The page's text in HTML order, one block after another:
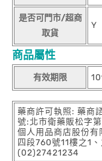
是否可門市/超商
取貨
Y
商品屬性
有效期限
藥商許可執照: 藥商
號:北市衛藥販松字
個人用品商店股份
四段760號11樓之1
(02)27421234